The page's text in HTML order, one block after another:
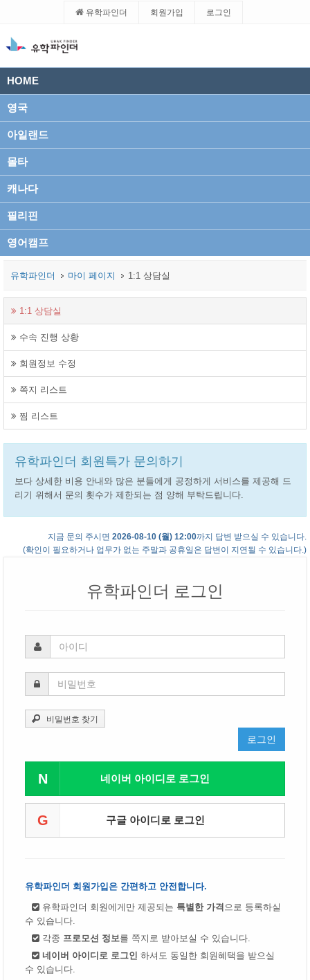
유학파인더 회원가입 로그인
HOME
영국
아일랜드
몰타
캐나다
필리핀
영어캠프
유학파인더 마이 페이지 1:1 상담실
1:1 상담실
수속 진행 상황
회원정보 수정
쪽지 리스트
찜 리스트
유학파인더 회원특가 문의하기
보다 상세한 비용 안내와 많은 분들에게 공정하게 서비스를 제공해 드
리기 위해서 문의 횟수가 제한되는 점 양해 부탁드립니다.
지금 문의 주시면 2026-08-10 (월) 12:00까지 답변 받으실 수 있습니다.
(확인이 필요하거나 업무가 없는 주말과 공휴일은 답변이 지연될 수 있습니다.)
유학파인더 로그인
비밀번호 찾기
로그인
N 네이버 아이디로 로그인
G 구글 아이디로 로그인
유학파인더 회원가입은 간편하고 안전합니다.
유학파인더 회원에게만 제공되는 특별한 가격 으로 등록하실
수 있습니다.
각종 프로모션 정보 를 쪽지로 받아보실 수 있습니다.
네이버 아이디로 로그인 하셔도 동일한 회원혜택을 받으실
수 있습니다.